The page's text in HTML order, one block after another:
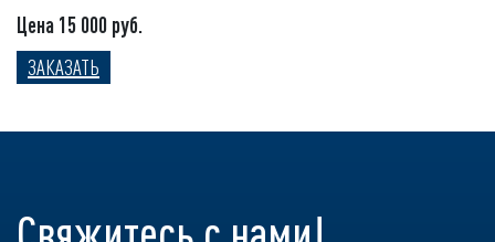
Цена 15 000 руб.
ЗАКАЗАТЬ